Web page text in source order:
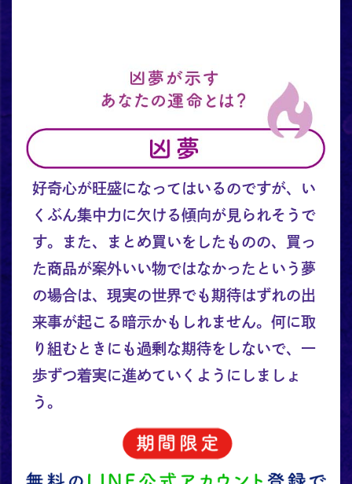
好奇心が旺盛になってはいるのですが、い
くぶん集中力に欠ける傾向が見られそうで
す。また、まとめ買いをしたものの、買っ
た商品が案外いい物ではなかったという夢
の場合は、現実の世界でも期待はずれの出
来事が起こる暗示かもしれません。何に取
り組むときにも過剰な期待をしないで、一
歩ずつ着実に進めていくようにしましょ
う。